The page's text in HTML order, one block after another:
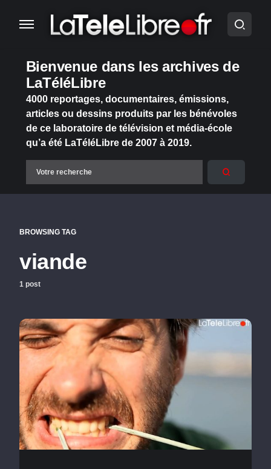
Bienvenue dans les archives de
LaTéléLibre
4000 reportages, documentaires, émissions,
articles ou dessins produits par les bénévoles
de ce laboratoire de télévision et média-école
qu’a été LaTéléLibre de 2007 à 2019.
BROWSING TAG
viande
1 post